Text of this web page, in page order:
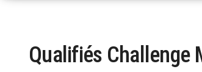
Qualifiés Challenge